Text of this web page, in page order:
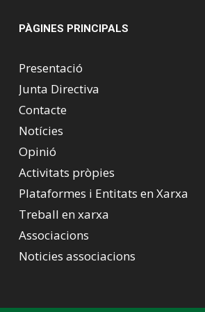
PÀGINES PRINCIPALS
Presentació
Junta Directiva
Contacte
Notícies
Opinió
Activitats pròpies
Plataformes i Entitats en Xarxa
Treball en xarxa
Associacions
Noticies associacions